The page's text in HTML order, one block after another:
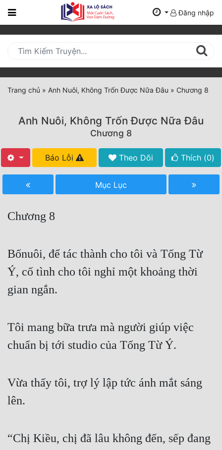
Trang
Mới
Cập
Nhật
(current)
Tất Cả
Hậu Cung
Truyện Convert
Truyện Dịch
Đăng nhập
Trang chủ » Anh Nuôi, Không Trốn Được Nữa Đâu » Chương 8
Anh Nuôi, Không Trốn Được Nữa Đâu
Chương 8
Báo Lỗi Theo Dõi Thích (0)
Mục Lục
Chương 8
Bốnuôi, để tác thành cho tôi và Tống Từ
Ý, cố tình cho tôi nghỉ một khoảng thời
gian ngắn.
Tôi mang bữa trưa mà người giúp việc
chuẩn bị tới studio của Tống Từ Ý.
Vừa thấy tôi, trợ lý lập tức ánh mắt sáng
lên.
“Chị Kiều, chị đã lâu không đến, sếp đang